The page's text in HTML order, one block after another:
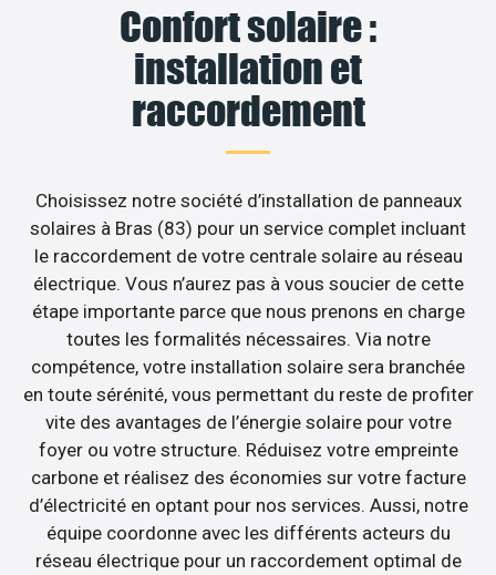
Confort solaire :
installation et
raccordement
Choisissez notre société d’installation de panneaux
solaires à Bras (83) pour un service complet incluant
le raccordement de votre centrale solaire au réseau
électrique. Vous n’aurez pas à vous soucier de cette
étape importante parce que nous prenons en charge
toutes les formalités nécessaires. Via notre
compétence, votre installation solaire sera branchée
en toute sérénité, vous permettant du reste de profiter
vite des avantages de l’énergie solaire pour votre
foyer ou votre structure. Réduisez votre empreinte
carbone et réalisez des économies sur votre facture
d’électricité en optant pour nos services. Aussi, notre
équipe coordonne avec les différents acteurs du
réseau électrique pour un raccordement optimal de